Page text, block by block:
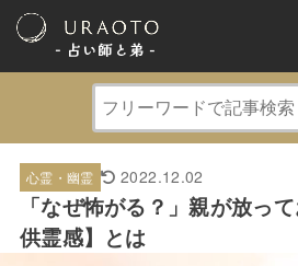
- 占い師と弟 ‐
心霊・幽霊 2022.12.02
「なぜ怖がる？」親が放っ
供霊感】とは